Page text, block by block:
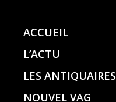
ACCUEIL
L’ACTU
LES ANTIQUAIRES
NOUVEL VAG